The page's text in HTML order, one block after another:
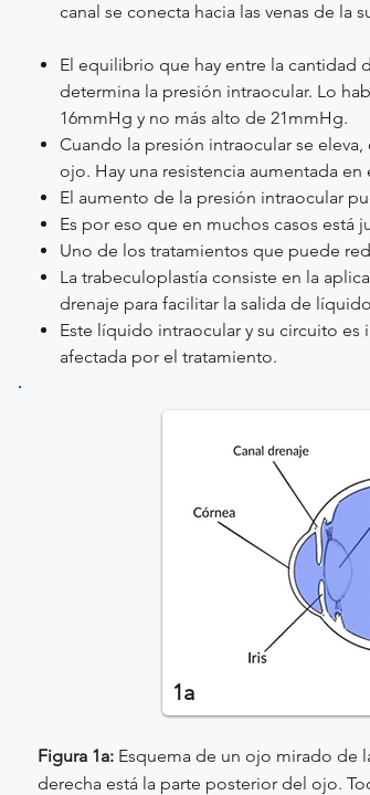
canal se conecta hacia las venas de
El equilibrio que hay entre la
determina la presión intraocular. Lo
16mmHg y no más alto de 21mmHg.
Cuando la presión intraocular se
ojo. Hay una resistencia aumentada en
El aumento de la presión intraocular
Es por eso que en muchos casos está
Uno de los tratamientos que puede
La trabeculoplastía consiste en la
drenaje para facilitar la salida de
Este líquido intraocular y su circuito
afectada por el tratamiento.
1a
Figura 1a: Esquema de un ojo mirado de
derecha está la parte posterior del ojo.